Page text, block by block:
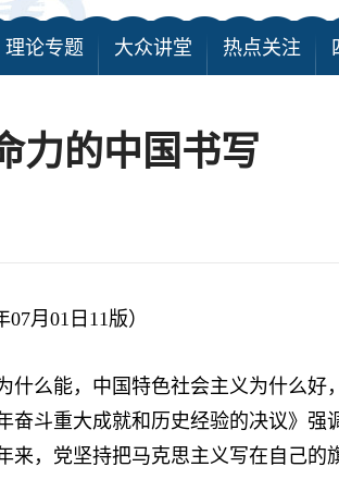
理论专题 大众讲堂 热点关注
力的中国书写
月01日11版）
么能，中国特色社会主义为什么好
奋斗重大成就和历史经验的决议》强
来，党坚持把马克思主义写在自己的